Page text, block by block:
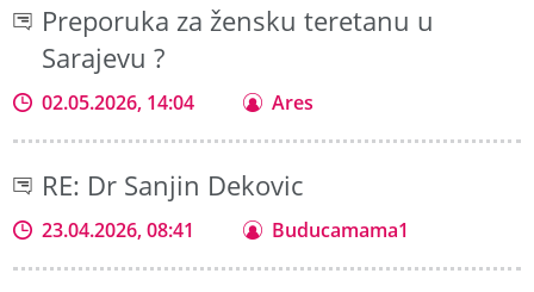
Preporuka za žensku teretanu u
Sarajevu ?
02.05.2026, 14:04 Ares
RE: Dr Sanjin Dekovic
23.04.2026, 08:41 Buducamama1